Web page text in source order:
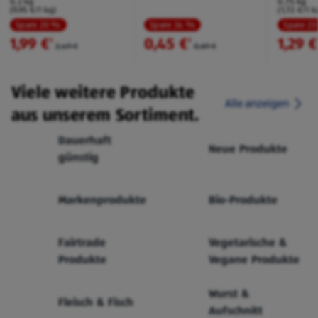
(9,95 €/1 kg)
Spare 20 %
1,99 €² 2,49 €
Spare 34 %
0,45 €² 0,69 €
(1,72 €/1
Spare
1,29 €
Viele weitere Produkte
aus unserem Sortiment.
Alle anzeigen
Dauerhaft
günstig
Neue Produkte
Markenprodukte Bio-Produkte
Fairtrade
Produkte
Vegetarische &
Vegane Produkte
Fleisch & Fisch
Wurst &
Aufschnitt